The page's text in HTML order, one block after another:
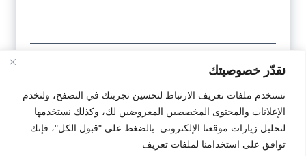
نقدّر خصوصيتك
نستخدم ملفات تعريف الارتباط لتحسين تجربتك في التصفح، ولتخدم
الإعلانات والمحتوى المخصصين المعروضين لك، وكذلك نستخدمها
لتحليل زيارات موقعنا الإلكتروني. بالضغط على "قبول الكل"، فإنك
توافق على استخدامنا لملفات تعريف
النمودج